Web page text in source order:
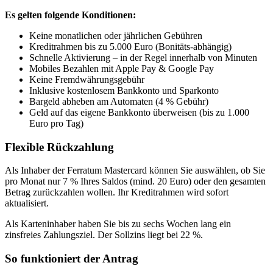
Es gelten folgende Konditionen:
Keine monatlichen oder jährlichen Gebühren
Kreditrahmen bis zu 5.000 Euro (Bonitäts-abhängig)
Schnelle Aktivierung – in der Regel innerhalb von Minuten
Mobiles Bezahlen mit Apple Pay & Google Pay
Keine Fremdwährungsgebühr
Inklusive kostenlosem Bankkonto und Sparkonto
Bargeld abheben am Automaten (4 % Gebühr)
Geld auf das eigene Bankkonto überweisen (bis zu 1.000
Euro pro Tag)
Flexible Rückzahlung
Als Inhaber der Ferratum Mastercard können Sie auswählen, ob Sie
pro Monat nur 7 % Ihres Saldos (mind. 20 Euro) oder den gesamten
Betrag zurückzahlen wollen. Ihr Kreditrahmen wird sofort
aktualisiert.
Als Karteninhaber haben Sie bis zu sechs Wochen lang ein
zinsfreies Zahlungsziel. Der Sollzins liegt bei 22 %.
So funktioniert der Antrag